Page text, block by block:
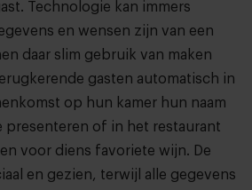
Technologie kan immers
en wensen zijn van een
daar slim gebruik van maken
gasten automatisch in
op hun kamer hun naam
presenteren of in het restaurant
voor diens favoriete wijn. De
en gezien, terwijl alle gegevens